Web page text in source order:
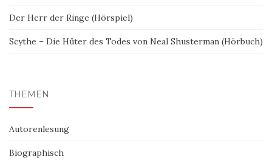
Der Herr der Ringe (Hörspiel)
Scythe – Die Hüter des Todes von Neal Shusterman (Hörbuch)
THEMEN
Autorenlesung
Biographisch